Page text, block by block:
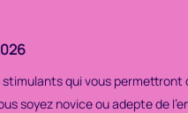
qui vous permettront
soyez novice ou adepte de